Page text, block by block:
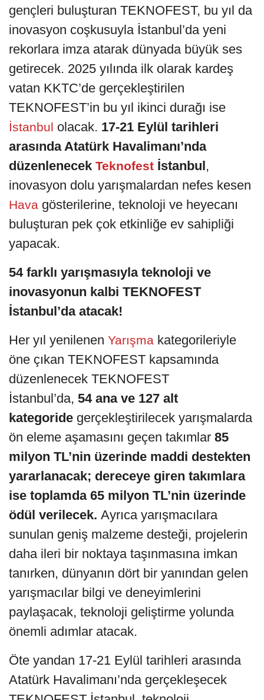
gençleri buluşturan TEKNOFEST, bu yıl da
inovasyon coşkusuyla İstanbul’da yeni
rekorlara imza atarak dünyada büyük ses
getirecek. 2025 yılında ilk olarak kardeş
vatan KKTC’de gerçekleştirilen
TEKNOFEST’in bu yıl ikinci durağı ise
İstanbul olacak. 17-21 Eylül tarihleri
arasında Atatürk Havalimanı’nda
düzenlenecek Teknofest İstanbul,
inovasyon dolu yarışmalardan nefes kesen
Hava gösterilerine, teknoloji ve heyecanı
buluşturan pek çok etkinliğe ev sahipliği
yapacak.
54 farklı yarışmasıyla teknoloji ve
inovasyonun kalbi TEKNOFEST
İstanbul’da atacak!
Her yıl yenilenen Yarışma kategorileriyle
öne çıkan TEKNOFEST kapsamında
düzenlenecek TEKNOFEST
İstanbul’da, 54 ana ve 127 alt
kategoride gerçekleştirilecek yarışmalarda
ön eleme aşamasını geçen takımlar 85
milyon TL’nin üzerinde maddi destekten
yararlanacak; dereceye giren takımlara
ise toplamda 65 milyon TL’nin üzerinde
ödül verilecek. Ayrıca yarışmacılara
sunulan geniş malzeme desteği, projelerin
daha ileri bir noktaya taşınmasına imkan
tanırken, dünyanın dört bir yanından gelen
yarışmacılar bilgi ve deneyimlerini
paylaşacak, teknoloji geliştirme yolunda
önemli adımlar atacak.
Öte yandan 17-21 Eylül tarihleri arasında
Atatürk Havalimanı’nda gerçekleşecek